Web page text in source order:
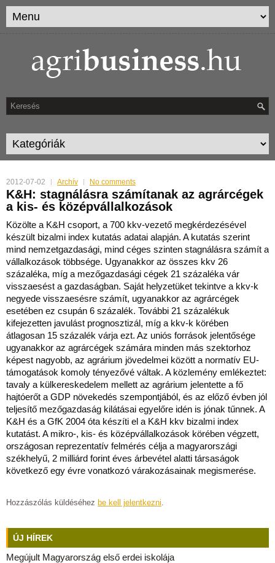
2012-07-02 Archív No comments
K&H: stagnálásra számítanak az agrárcégek
a kis- és középvállalkozások
Közölte a K&H csoport, a 700 kkv-vezető megkérdezésével
készült bizalmi index kutatás adatai alapján. A kutatás szerint
mind nemzetgazdasági, mind céges szinten stagnálásra számít a
vállalkozások többsége. Ugyanakkor az összes kkv 26
százaléka, míg a mezőgazdasági cégek 21 százaléka vár
visszaesést a gazdaságban. Saját helyzetüket tekintve a kkv-k
negyede visszaesésre számít, ugyanakkor az agrárcégek
esetében ez csupán 6 százalék. További 21 százalékuk
kifejezetten javulást prognosztizál, míg a kkv-k körében
átlagosan 15 százalék várja ezt. Az uniós források jelentősége
ugyanakkor az agrárcégek számára minden más szektorhoz
képest nagyobb, az agrárium jövedelmei között a normatív EU-
támogatások komoly tényezővé váltak. A közlemény emlékeztet:
tavaly a külkereskedelem mellett az agrárium jelentette a fő
hajtóerőt a GDP növekedés szempontjából, és az előző évben jól
teljesítő mezőgazdaság kilátásai egyelőre idén is jónak tűnnek. A
K&H és a GfK 2004 óta készíti el a K&H kkv bizalmi index
kutatást. A mikro-, kis- és középvállalkozások körében végzett,
országosan reprezentatív felmérés célja a magyarországi
székhelyű, 2 milliárd forint éves árbevétel alatti társaságok
következő egy évre vonatkozó várakozásainak megismerése.
Hozzászólás küldéséhez be kell jelentkezni.
ÚJ HÍREK
Megújult Magyarország első erdei iskolája